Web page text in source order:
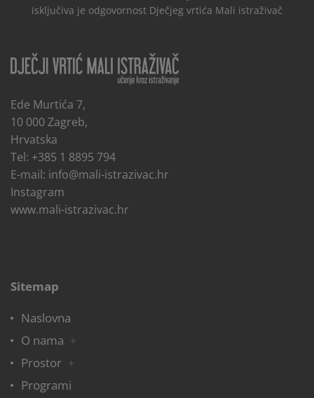
isključiva je odgovornost Dječjeg vrtića Mali istraživač
Ede Murtića 7,
10 000 Zagreb,
Hrvatska
Tel: +385 1 8895 794
E-mail: info@mali-istrazivac.hr
Instagram
www.mali-istrazivac.hr
Sitemap
Naslovna
O nama
Prostor
Programi